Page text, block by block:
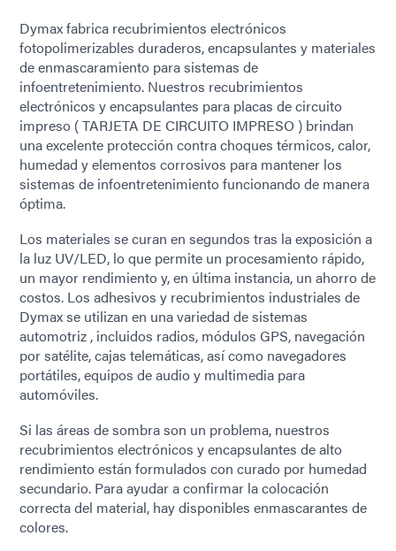
Dymax fabrica recubrimientos electrónicos
fotopolimerizables duraderos, encapsulantes y materiales
de enmascaramiento para sistemas de
infoentretenimiento. Nuestros recubrimientos
electrónicos y encapsulantes para placas de circuito
impreso ( TARJETA DE CIRCUITO IMPRESO ) brindan
una excelente protección contra choques térmicos, calor,
humedad y elementos corrosivos para mantener los
sistemas de infoentretenimiento funcionando de manera
óptima.
Los materiales se curan en segundos tras la exposición a
la luz UV/LED, lo que permite un procesamiento rápido,
un mayor rendimiento y, en última instancia, un ahorro de
costos. Los adhesivos y recubrimientos industriales de
Dymax se utilizan en una variedad de sistemas
automotriz , incluidos radios, módulos GPS, navegación
por satélite, cajas telemáticas, así como navegadores
portátiles, equipos de audio y multimedia para
automóviles.
Si las áreas de sombra son un problema, nuestros
recubrimientos electrónicos y encapsulantes de alto
rendimiento están formulados con curado por humedad
secundario. Para ayudar a confirmar la colocación
correcta del material, hay disponibles enmascarantes de
colores.